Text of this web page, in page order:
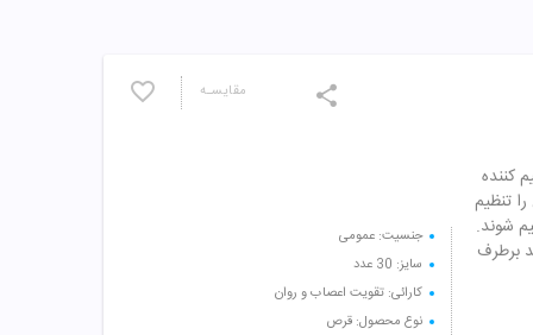
مقایسـه
جنسیت: عمومی
سایز: 30 عدد
کارائی: تقویت اعصاب و روان
نوع محصول: قرص
کننده
تنظیم
شوند.
برطرف